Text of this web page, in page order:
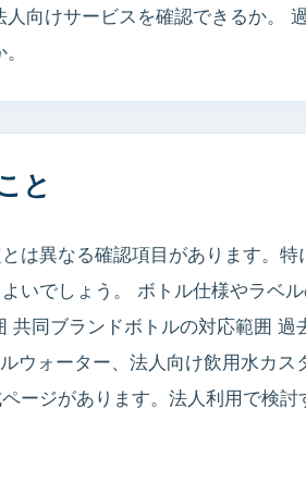
向けサービスを確認できるか。
と
は異なる確認項目があります。
いでしょう。 ボトル仕様やラベ
同ブランドボトルの対応範囲
ウォーター、法人向け飲用水カス
ージがあります。法人利用で検